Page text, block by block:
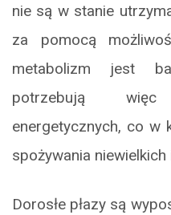
nie są w stanie
za pomocą
metabolizm jest
potrzebują
energetycznych, co w
spożywania
Dorosłe płazy są